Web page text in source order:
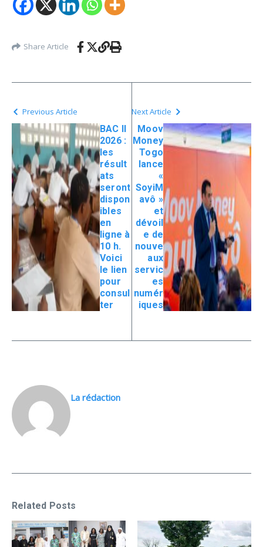
Share Article
Previous Article
BAC II
2026 :
les
résult
ats
seront
dispon
ibles
en
ligne à
10 h.
Voici
le lien
pour
consul
ter
Next Article
Moov
Money
Togo
lance
«
SoyiM
avô »
et
dévoil
e de
nouve
aux
servic
es
numér
iques
La rédaction
Related Posts